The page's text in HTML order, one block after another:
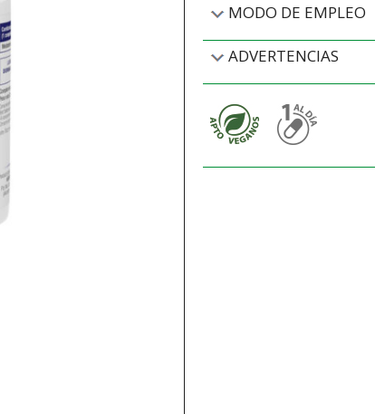
MODO DE EMPLEO
ADVERTENCIAS